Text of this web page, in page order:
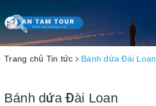
Toggle
navigation
Trang chủ Tin tức Bánh dứa Đài Loan
Bánh dứa Đài Loan